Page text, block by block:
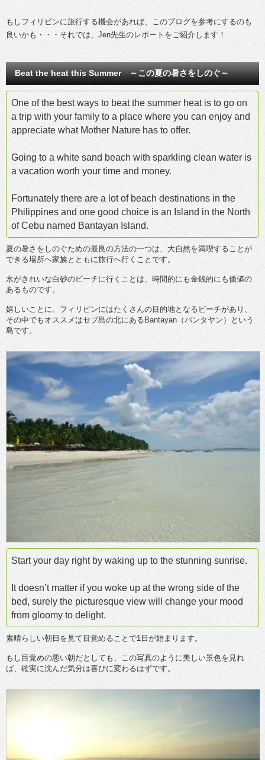
もしフィリピンに旅行する機会があれば、このブログを参考にするのも
良いかも・・・それでは、Jen先生のレポートをご紹介します！
Beat the heat this Summer ～この夏の暑さをしのぐ～
One of the best ways to beat the summer heat is to go on
a trip with your family to a place where you can enjoy and
appreciate what Mother Nature has to offer.
Going to a white sand beach with sparkling clean water is
a vacation worth your time and money.
Fortunately there are a lot of beach destinations in the
Philippines and one good choice is an Island in the North
of Cebu named Bantayan Island.
夏の暑さをしのぐための最良の方法の一つは、大自然を満喫することが
できる場所へ家族とともに旅行へ行くことです。
水がきれいな白砂のビーチに行くことは、時間的にも金銭的にも価値の
あるものです。
嬉しいことに、フィリピンにはたくさんの目的地となるビーチがあり、
その中でもオススメはセブ島の北にあるBantayan（バンタヤン）という
島です。
Start your day right by waking up to the stunning sunrise.
It doesn’t matter if you woke up at the wrong side of the
bed, surely the picturesque view will change your mood
from gloomy to delight.
素晴らしい朝日を見て目覚めることで1日が始まります。
もし目覚めの悪い朝だとしても、この写真のように美しい景色を見れ
ば、確実に沈んだ気分は喜びに変わるはずです。